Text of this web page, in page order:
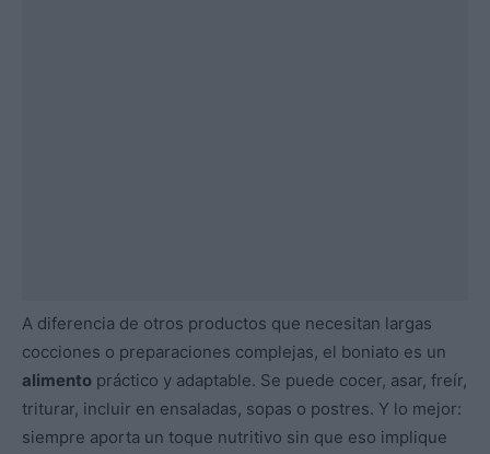
A diferencia de otros productos que necesitan largas
cocciones o preparaciones complejas, el boniato es un
alimento práctico y adaptable. Se puede cocer, asar, freír,
triturar, incluir en ensaladas, sopas o postres. Y lo mejor:
siempre aporta un toque nutritivo sin que eso implique